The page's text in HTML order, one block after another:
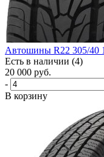
Автошины R22 305/40
Есть в наличии (4)
20 000 руб.
-
В корзину